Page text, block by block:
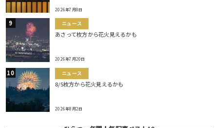
2026年7月8日
ニュース
あさって枚方から花火見えるかも
2026年7月20日
ニュース
8/5枚方から花火見えるかも
2026年8月2日